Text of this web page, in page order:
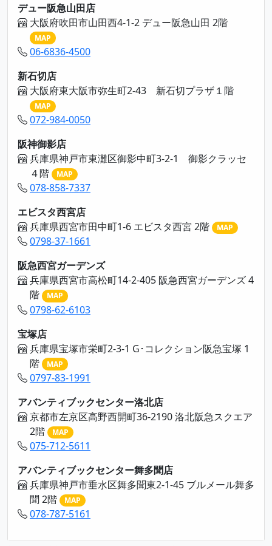
デュー阪急山田店
大阪府吹田市山田西4-1-2 デュー阪急山田 2階
MAP
06-6836-4500
新石切店
大阪府東大阪市弥生町2-43 新石切プラザ１階
MAP
072-984-0050
阪神御影店
兵庫県神戸市東灘区御影中町3-2-1 御影クラッセ
４階
MAP
078-858-7337
エビスタ西宮店
兵庫県西宮市田中町1-6 エビスタ西宮 2階
MAP
0798-37-1661
阪急西宮ガーデンズ
兵庫県西宮市高松町14-2-405 阪急西宮ガーデンズ 4
階
MAP
0798-62-6103
宝塚店
兵庫県宝塚市栄町2-3-1 G･コレクション阪急宝塚 1
階
MAP
0797-83-1991
アバンティブックセンター洛北店
京都市左京区高野西開町36-2190 洛北阪急スクエア
2階
MAP
075-712-5611
アバンティブックセンター舞多聞店
兵庫県神戸市垂水区舞多聞東2-1-45 ブルメール舞多
聞 2階
MAP
078-787-5161